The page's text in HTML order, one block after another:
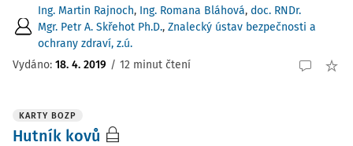
Ing. Martin Rajnoch, Ing. Romana Bláhová, doc. RNDr.
Mgr. Petr A. Skřehot Ph.D., Znalecký ústav bezpečnosti a
ochrany zdraví, z.ú.
Vydáno: 18. 4. 2019 / 12 minut čtení
KARTY BOZP
Hutník kovů